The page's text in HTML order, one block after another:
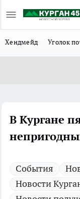
Хендмейд Уголок
В Кургане
Cобытия
Новости